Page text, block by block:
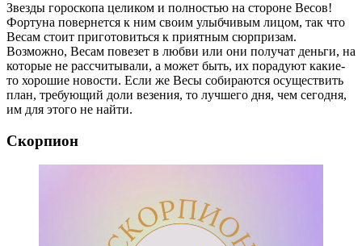
Звезды гороскопа целиком и полностью на стороне Весов!
Фортуна повернется к ним своим улыбчивым лицом, так что
Весам стоит приготовиться к приятным сюрпризам.
Возможно, Весам повезет в любви или они получат деньги, на
которые не рассчитывали, а может быть, их порадуют какие-
то хорошие новости. Если же Весы собираются осуществить
план, требующий доли везения, то лучшего дня, чем сегодня,
им для этого не найти.
Скорпион